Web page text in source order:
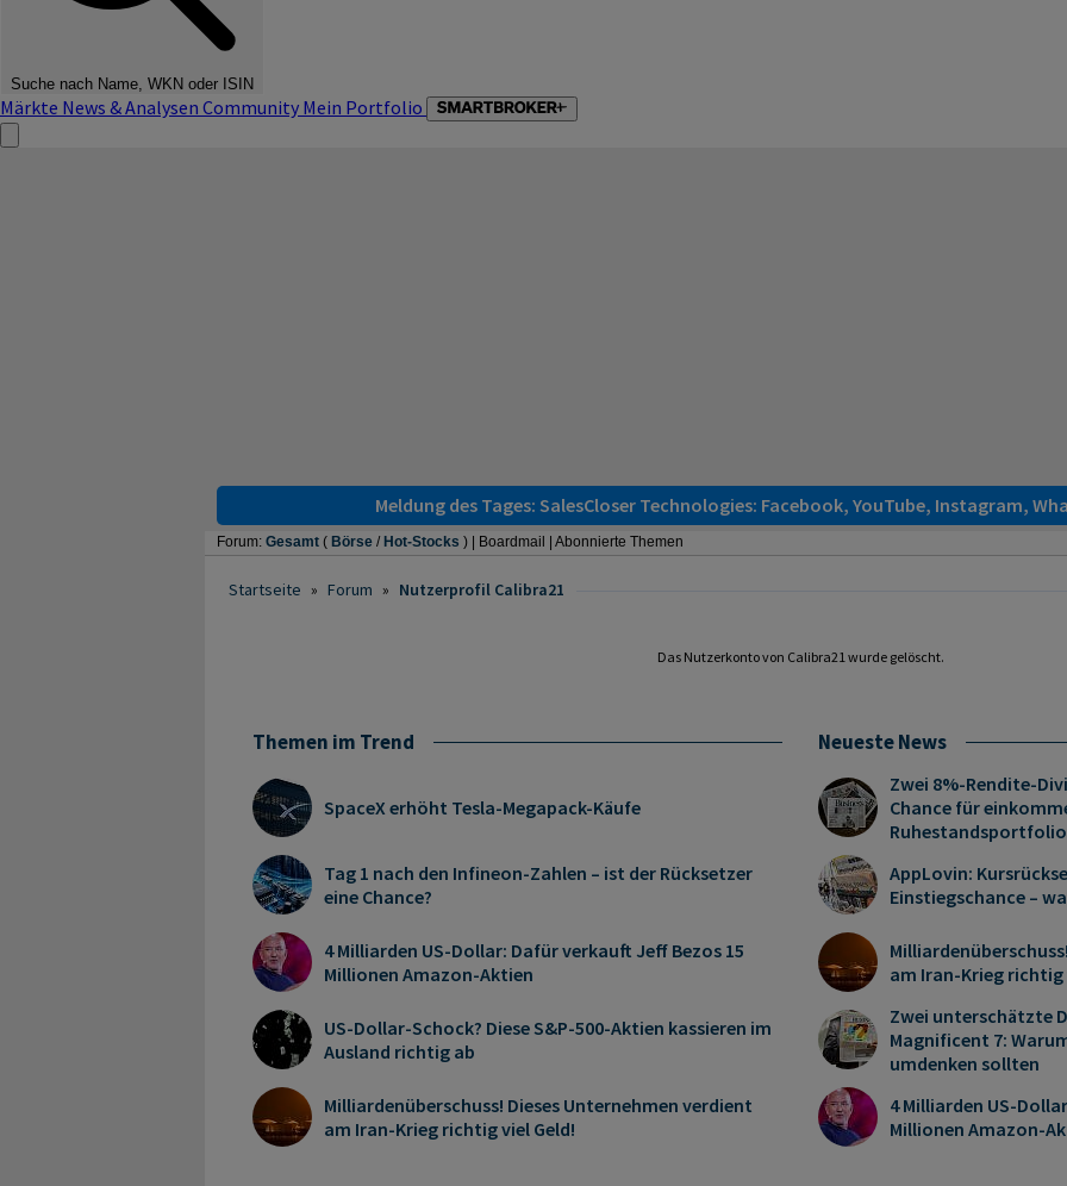
Suche nach Name, WKN oder ISIN
Märkte News & Analysen Community Mein Portfolio
Meldung des Tages: SalesCloser Technologies: Facebook, YouTube, Instagram,
Forum: Gesamt ( Börse /Hot-Stocks ) | Boardmail | Abonnierte Themen
Startseite » Forum » Nutzerprofil Calibra21
Das Nutzerkonto von Calibra21 wurde gelöscht.
Themen im Trend
SpaceX erhöht Tesla-Megapack-Käufe
Tag 1 nach den Infineon-Zahlen – ist der Rücksetzer
eine Chance?
4 Milliarden US-Dollar: Dafür verkauft Jeff Bezos 15
Millionen Amazon-Aktien
US-Dollar-Schock? Diese S&P-500-Aktien kassieren im
Ausland richtig ab
Milliardenüberschuss! Dieses Unternehmen verdient
am Iran-Krieg richtig viel Geld!
Neueste News
Zwei 8%-Rendite-
Chance für
AppLovin:
Einstiegschance –
am Iran-Krieg richtig
Zwei unterschätzte
Magnificent 7:
umdenken sollten
4 Milliarden US-
Millionen Amazon-